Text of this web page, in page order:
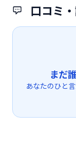
口コミ
まだ
あなたのひと